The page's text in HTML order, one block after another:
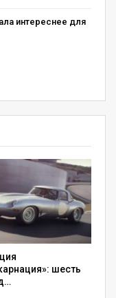
интереснее для
шесть